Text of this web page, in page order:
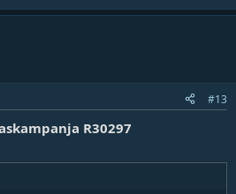
#13
R30297